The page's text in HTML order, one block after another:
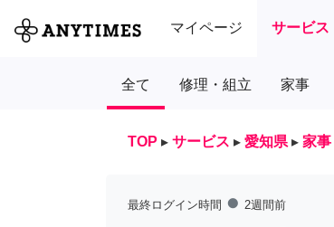
マイページ サービス
全て 修理・組立 家事
TOP ▸ サービス ▸ 愛知県 ▸ 家事
最終ログイン時間 fiber_manual_record 2週間前